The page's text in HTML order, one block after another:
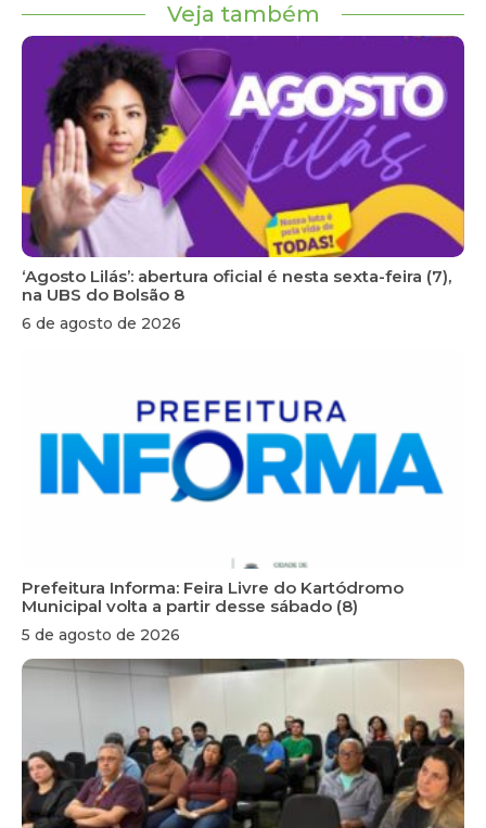
Veja também
‘Agosto Lilás’: abertura oficial é nesta sexta-feira (7),
na UBS do Bolsão 8
6 de agosto de 2026
Prefeitura Informa: Feira Livre do Kartódromo
Municipal volta a partir desse sábado (8)
5 de agosto de 2026